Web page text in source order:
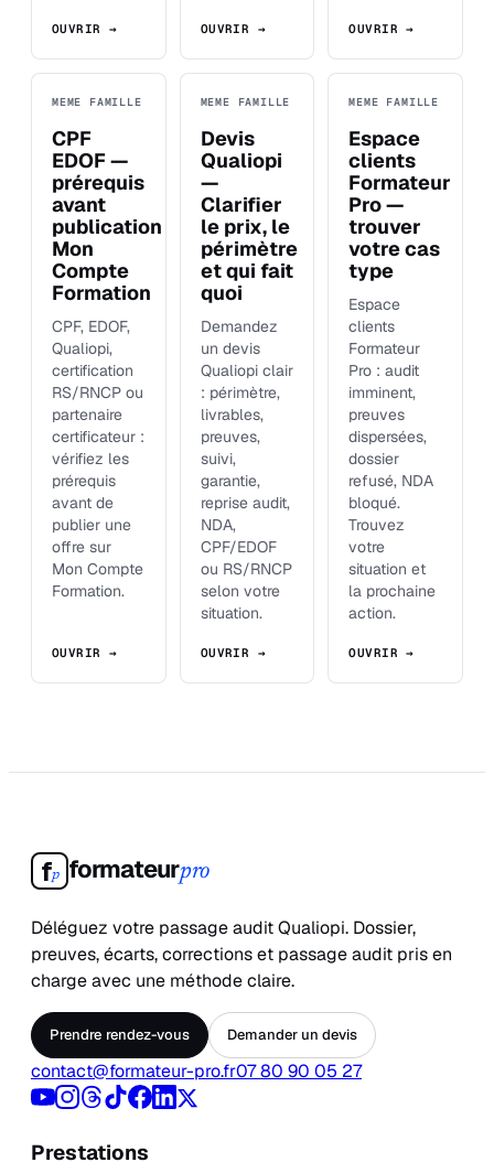
OUVRIR → OUVRIR → OUVRIR →
MEME FAMILLE
CPF
EDOF —
prérequis
avant
publication
Mon
Compte
Formation
CPF, EDOF,
Qualiopi,
certification
RS/RNCP ou
partenaire
certificateur :
vérifiez les
prérequis
avant de
publier une
offre sur
Mon Compte
Formation.
OUVRIR →
MEME FAMILLE
Devis
Qualiopi
—
Clarifier
le prix, le
périmètre
et qui fait
quoi
Demandez
un devis
Qualiopi clair
: périmètre,
livrables,
preuves,
suivi,
garantie,
reprise audit,
NDA,
CPF/EDOF
ou RS/RNCP
selon votre
situation.
OUVRIR →
MEME FAMILLE
Espace
clients
Formateur
Pro —
trouver
votre cas
type
Espace
clients
Formateur
Pro : audit
imminent,
preuves
dispersées,
dossier
refusé, NDA
bloqué.
Trouvez
votre
situation et
la prochaine
action.
OUVRIR →
fp formateurpro
Déléguez votre passage audit Qualiopi. Dossier,
preuves, écarts, corrections et passage audit pris en
charge avec une méthode claire.
Prendre rendez-vous Demander un devis
contact@formateur-pro.fr07 80 90 05 27
Prestations